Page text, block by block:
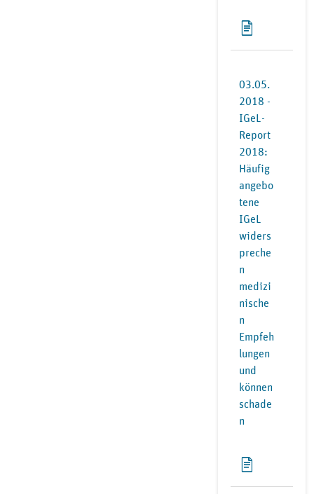
03.05.
2018 -
IGeL-
Report
2018:
Häufig
angebo
tene
IGeL
widers
preche
n
medizi
nische
n
Empfeh
lungen
und
können
schade
n